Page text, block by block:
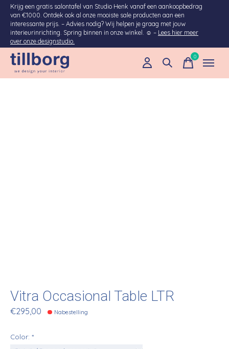
Krijg een gratis salontafel van Studio Henk vanaf een aankoopbedrag
van €1000. Ontdek ook al onze mooiste sale producten aan een
interessante prijs. – Advies nodig? Wij helpen je graag met jouw
interieurinrichting. Spring binnen in onze winkel. ☺ – Lees hier meer
over onze designstudio.
0items
Vitra Occasional Table LTR
€295,00 Nabestelling
Color: *